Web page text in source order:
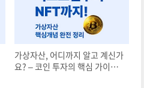
가상자산, 어디까지 알고 계신가
요? – 코인 투자의 핵심 가이드